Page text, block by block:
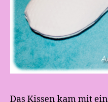
Das Kissen kam mit